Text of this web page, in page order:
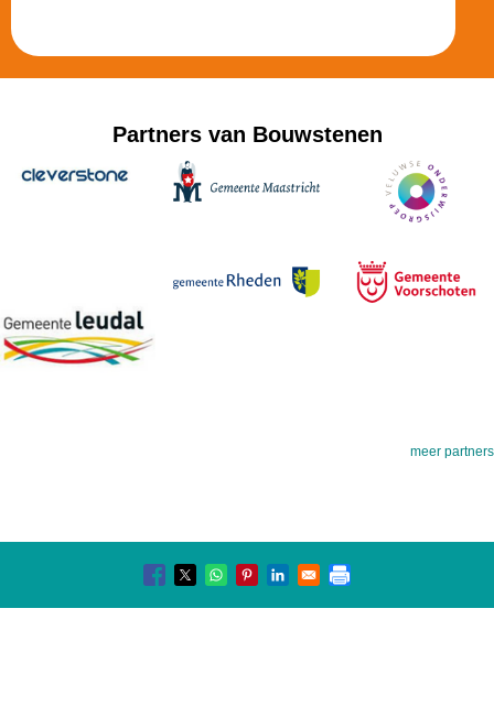
Partners van Bouwstenen
meer partners